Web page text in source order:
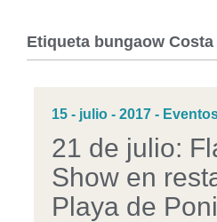
Etiqueta bungaow Costa
15 - julio - 2017 -
21 de julio:
Show en
Playa de